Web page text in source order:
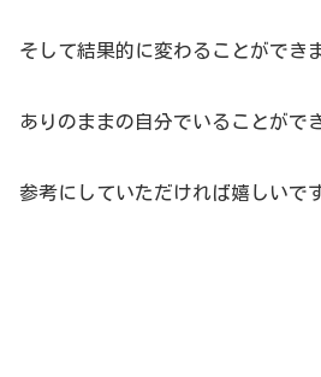
そして結果的に変わることができ
ありのままの自分でいることがで
参考にしていただければ嬉しいで